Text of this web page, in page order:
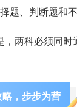
题、判断题和
，两科必须同时
，步步为营